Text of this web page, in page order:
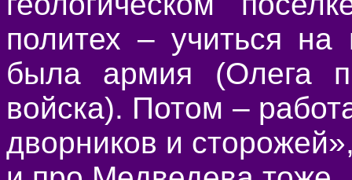
политех – учиться на
была армия (Олега
войска). Потом –
дворников и